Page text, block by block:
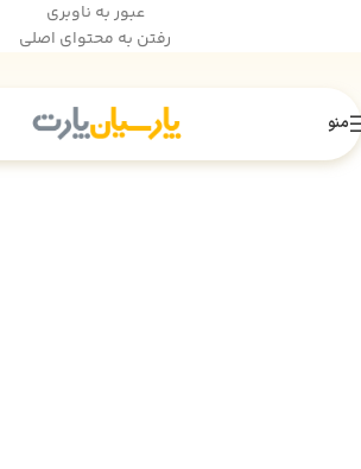
عبور به ناوبری
رفتن به محتوای اصلی
اطلاعیه انبارگردانی
به‌دلیل انجام عملیات انبارگردانی، فروش
منو